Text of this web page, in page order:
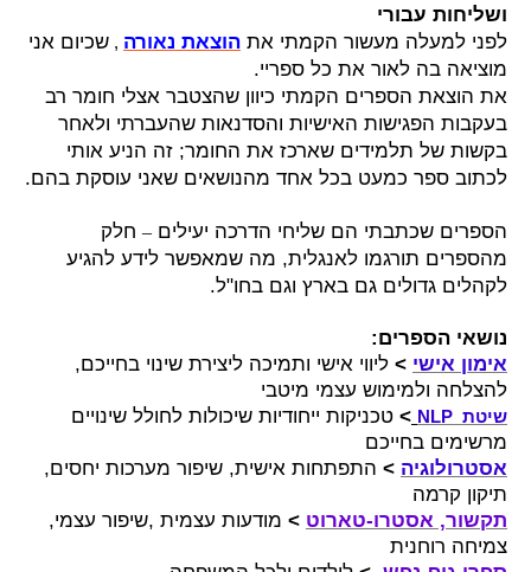
ושליחות עבורי
לפני למעלה מעשור הקמתי את הוצאת נאורה , שכיום אני
מוציאה בה לאור את כל ספריי.
את הוצאת הספרים הקמתי כיוון שהצטבר אצלי חומר רב
בעקבות הפגישות האישיות והסדנאות שהעברתי ולאחר
בקשות של תלמידים שארכז את החומר; זה הניע אותי
לכתוב ספר כמעט בכל אחד מהנושאים שאני עוסקת בהם.
הספרים שכתבתי הם שליחי הדרכה יעילים – חלק
מהספרים תורגמו לאנגלית, מה שמאפשר לידע להגיע
לקהלים גדולים גם בארץ וגם בחו"ל.
נושאי הספרים:
אימון אישי > ליווי אישי ותמיכה ליצירת שינוי בחייכם,
להצלחה ולמימוש עצמי מיטבי
שיטת > טכניקות ייחודיות שיכולות לחולל שינויים
מרשימים בחייכם
אסטרולוגיה < התפתחות אישית, שיפור מערכות יחסים,
תיקון קרמה
תקשור, אסטרו-טארוט < מודעות עצמית ,שיפור עצמי,
צמיחה רוחנית